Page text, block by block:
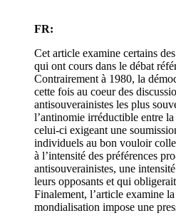
FR:
Cet article examine certains
qui ont cours dans le débat
Contrairement à 1980, la
cette fois au coeur des
antisouverainistes les plus
l’antinomie irréductible entre
celui-ci exigeant une
individuels au bon vouloir
à l’intensité des préférences
antisouverainistes, une
leurs opposants et qui
Finalement, l’article examine
mondialisation impose une